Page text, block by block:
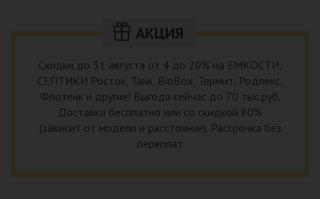
АКЦИЯ
Скидки до 31 августа от 4 до 20% на ЕМКОСТИ,
СЕПТИКИ Росток, Танк, BioBox, Термит, Родлекс,
Флотенк и другие! Выгода сейчас до 70 тыс.руб.
Доставка бесплатно или со скидкой 80%
(зависит от модели и расстояние). Рассрочка без
переплат